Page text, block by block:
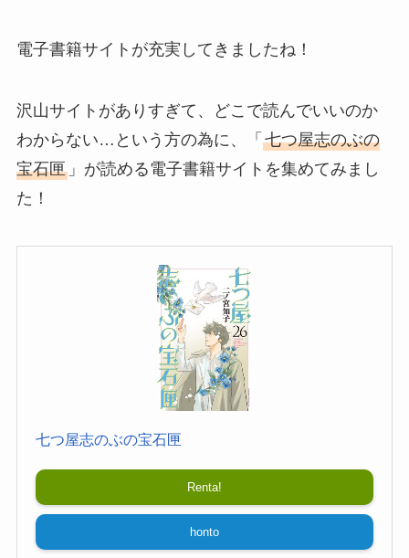
電子書籍サイトが充実してきましたね！
沢山サイトがありすぎて、どこで読んでいいのか
わからない…という方の為に、「 七つ屋志のぶの
宝石匣」が読める電子書籍サイトを集めてみまし
た！
七つ屋志のぶの宝石匣
Renta!
honto